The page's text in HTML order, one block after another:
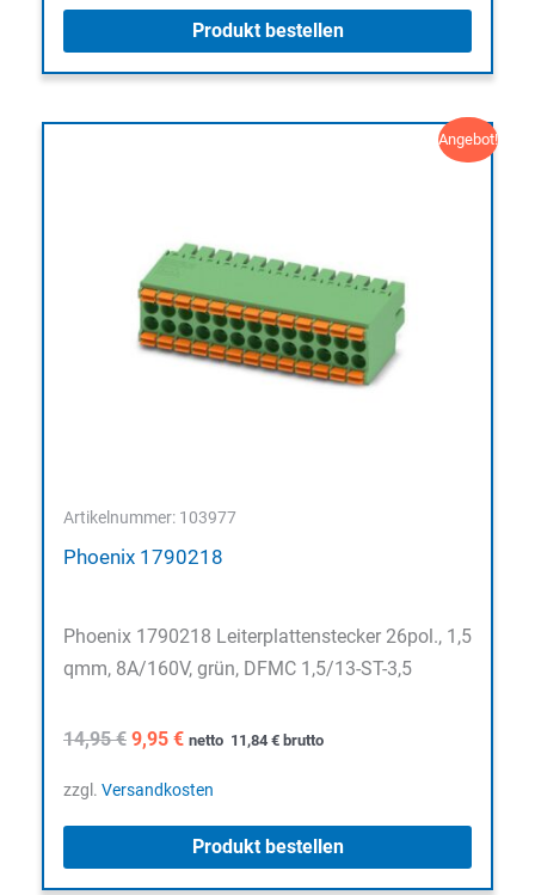
Produkt bestellen
Angebot!
Artikelnummer: 103977
Phoenix 1790218
Phoenix 1790218 Leiterplattenstecker 26pol., 1,5
qmm, 8A/160V, grün, DFMC 1,5/13-ST-3,5
14,95€ Ursprünglicher
war:
9,95 €Aktueller
ist:
netto 11,84 € brutto
zzgl. Versandkosten
Produkt bestellen